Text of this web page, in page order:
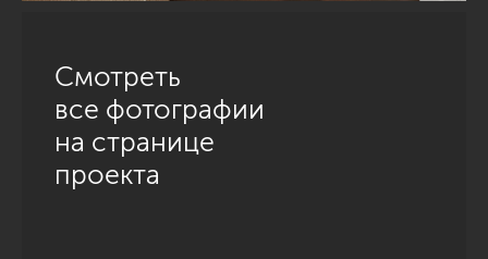
Смотреть
все фотографии
на странице
проекта